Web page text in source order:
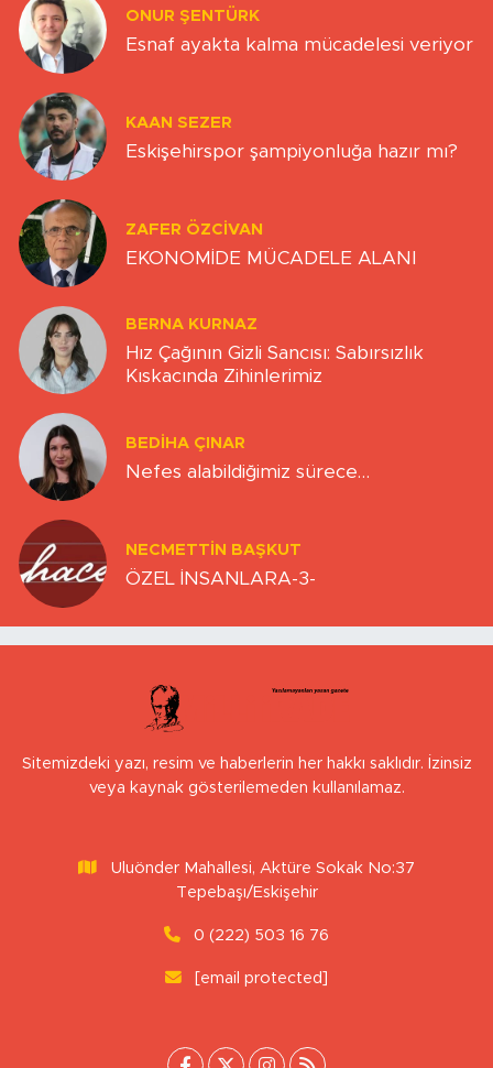
ONUR ŞENTÜRK
Esnaf ayakta kalma mücadelesi veriyor
KAAN SEZER
Eskişehirspor şampiyonluğa hazır mı?
ZAFER ÖZCIVAN
EKONOMİDE MÜCADELE ALANI
BERNA KURNAZ
Hız Çağının Gizli Sancısı: Sabırsızlık
Kıskacında Zihinlerimiz
BEDIHA ÇINAR
Nefes alabildiğimiz sürece…
NECMETTIN BAŞKUT
ÖZEL İNSANLARA-3-
Sitemizdeki yazı, resim ve haberlerin her hakkı saklıdır. İzinsiz
veya kaynak gösterilemeden kullanılamaz.
Uluönder Mahallesi, Aktüre Sokak No:37
Tepebaşı/Eskişehir
0 (222) 503 16 76
[email protected]